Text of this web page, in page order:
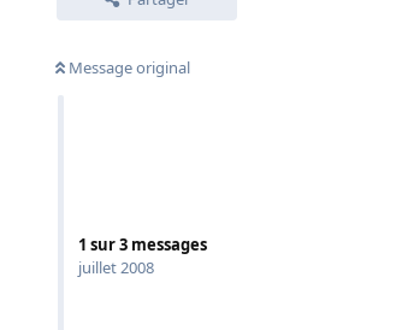
Message original
1 sur3 messages
juillet 2008